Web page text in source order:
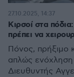
Κιρσοί στα πόδια:
πρέπει να
Πόνος, πρήξιμο
απλώς
Διευθυντής
27.10.2025, 14:37